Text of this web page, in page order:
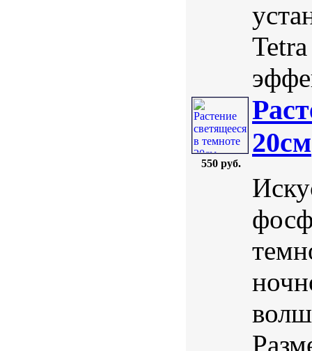
550 руб.
20см